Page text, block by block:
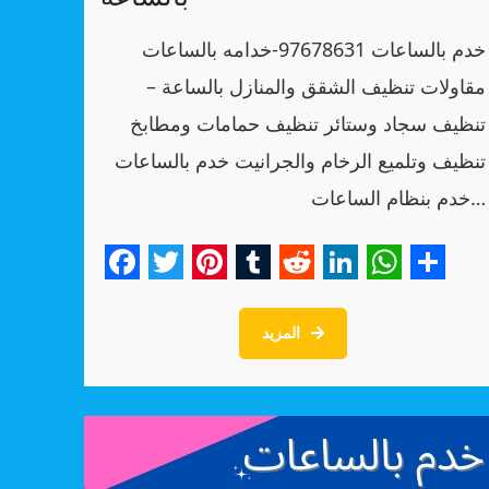
خدم بالساعات 97678631-خدامه بالساعات
مقاولات تنظيف الشقق والمنازل بالساعة –
تنظيف سجاد وستائر تنظيف حمامات ومطابخ
تنظيف وتلميع الرخام والجرانيت خدم بالساعات
خدم بنظام الساعات…
Facebook
TwitterPinterest
Tumblr
RedditLinkedIn
المزيد